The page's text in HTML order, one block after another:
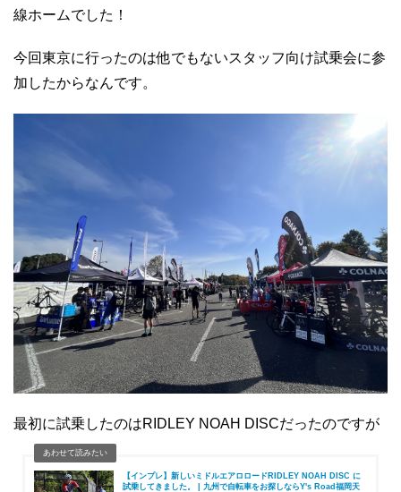
線ホームでした！
今回東京に行ったのは他でもないスタッフ向け試乗会に参
加したからなんです。
最初に試乗したのはRIDLEY NOAH DISCだったのですが
【インプレ】新しいミドルエアロロードRIDLEY NOAH DISC に
試乗してきました。 | 九州で自転車をお探しならY's Road福岡天